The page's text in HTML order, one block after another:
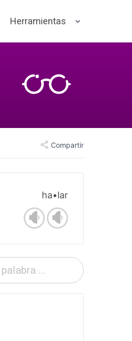
Herramientas
Compartir
ha•lar